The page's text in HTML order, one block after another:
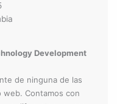
Development
de ninguna de las
web. Contamos con